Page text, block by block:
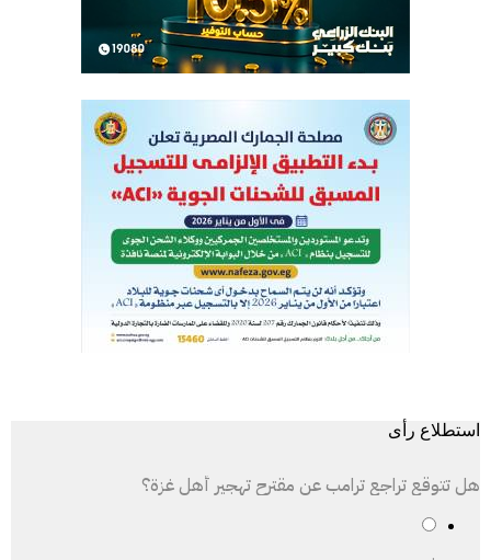
استطلاع رأى
هل تتوقع تراجع ترامب عن مقترح تهجير أهل غزة؟